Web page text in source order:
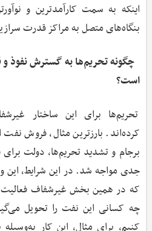
اینکه به سمت کارآمدترین و
بنگاه‌های متصل به مراکز قدرت
چگونه تحریم‌ها به گسترش
است؟
تحریم‌ها برای این ساختار
کرده‌اند. بارزترین مثال، فروش
برجام و تشدید تحریم‌ها، دولت
جدی مواجه شد. در این شرایط، این
که در همین بخش غیرشفاف فعالیت
چه کسانی این نفت را تحویل
کنیم، برای مثال، این کار